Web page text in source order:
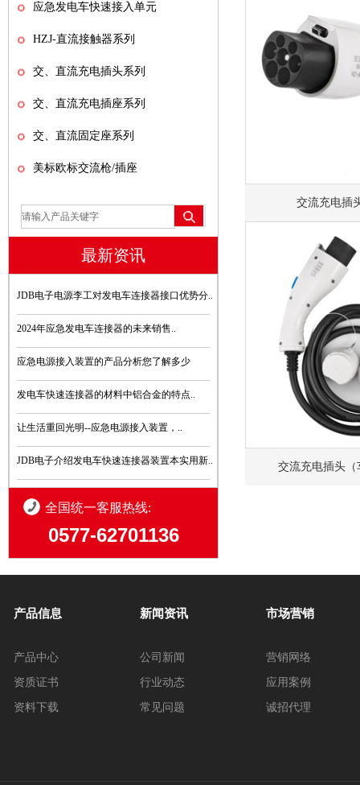
应急发电车快速接入单元
HZJ-直流接触器系列
交、直流充电插头系列
交、直流充电插座系列
交、直流固定座系列
美标欧标交流枪/插座
最新资讯
JDB电子电源李工对发电车连接器接口优势分..
2024年应急发电车连接器的未来销售..
应急电源接入装置的产品分析您了解多少
发电车快速连接器的材料中铝合金的特点..
让生活重回光明--应急电源接入装置，..
JDB电子介绍发电车快速连接器装置本实用新..
全国统一客服热线:
0577-62701136
交流充电插
交流充电插头
产品信息
产品中心
资质证书
资料下载
新闻资讯
公司新闻
行业动态
常见问题
市场营销
营销网络
应用案例
诚招代理